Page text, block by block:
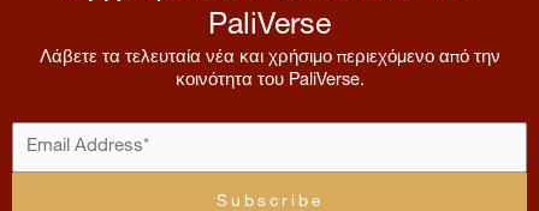
PaliVerse
Λάβετε τα τελευταία νέα και χρήσιμο περιεχόμενο από την
κοινότητα του PaliVerse.